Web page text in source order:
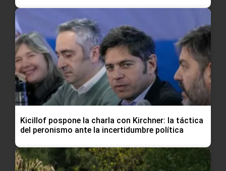
Kicillof pospone la charla con Kirchner: la táctica
del peronismo ante la incertidumbre política